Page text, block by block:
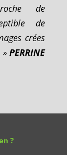
de
de
crées
»PERRINE
?